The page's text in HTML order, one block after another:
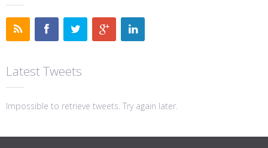
Latest Tweets
Impossible to retrieve tweets. Try again later.